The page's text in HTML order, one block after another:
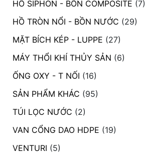
HỐ SIPHON - BỒN COMPOSITE (7)
HỒ TRÒN NỔI - BỒN NƯỚC (29)
MẶT BÍCH KÉP - LUPPE (27)
MÁY THỔI KHÍ THỦY SẢN (6)
ỐNG OXY - T NỐI (16)
SẢN PHẨM KHÁC (95)
TÚI LỌC NƯỚC (2)
VAN CỔNG DAO HDPE (19)
VENTURI (5)